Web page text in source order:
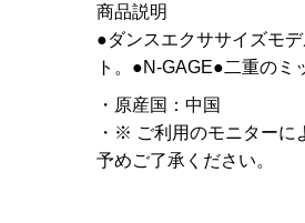
商品説明
●ダンスエクササイズモ
ト。●N-GAGE●二重のミ
原産国 ： 中国
※ ご利用のモニターに
予めご了承ください。